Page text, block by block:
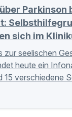
Parkinson
sich im
zur seelischen
heute ein
15 verschiedene